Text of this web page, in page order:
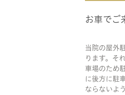
お車でご
当院の屋外
ります。そ
車場のため
に後方に駐
ならないよ